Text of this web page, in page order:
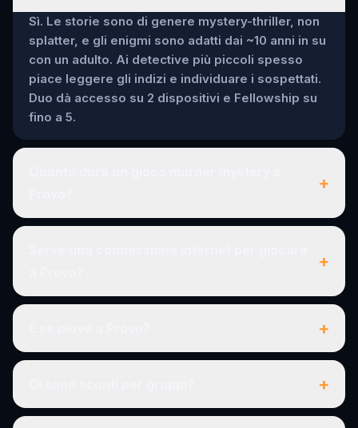
Sì. Le storie sono di genere mystery-thriller, non
splatter, e gli enigmi sono adatti dai ~10 anni in su
con un adulto. Ai detective più piccoli spesso
piace leggere gli indizi e individuare i sospettati.
Duo dà accesso su 2 dispositivi e Fellowship su
fino a 5.
+
+
+
+